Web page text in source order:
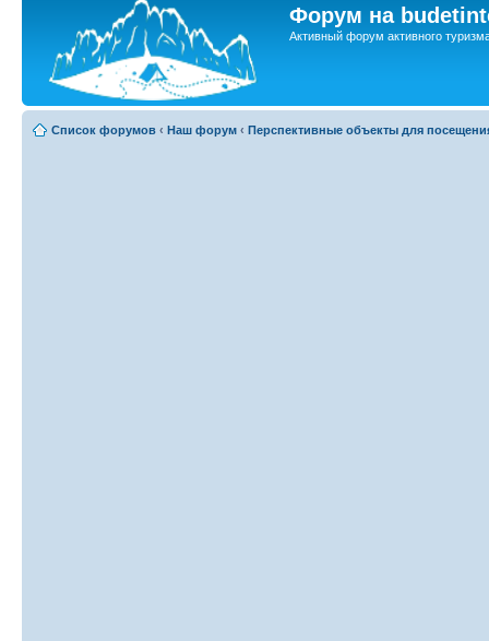
Форум на
Активный форум активного
Список форумов ‹ Наш форум ‹ Перспективные объекты для